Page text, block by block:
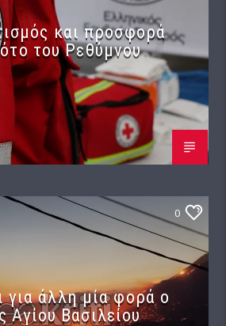
και προσφορά
του Ρεθύμνου
0
για άλλη μία φορά ο
Αγίου Βασιλείου